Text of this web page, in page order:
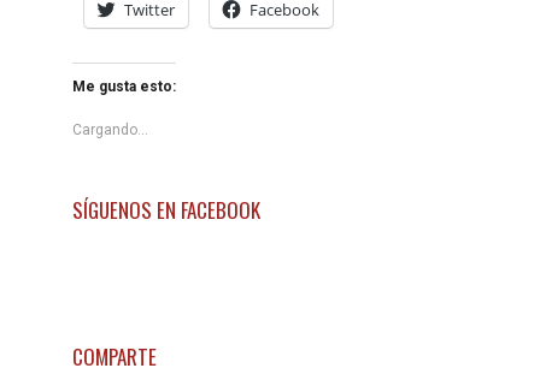
Twitter Facebook
Me gusta esto:
Cargando...
SÍGUENOS EN FACEBOOK
COMPARTE